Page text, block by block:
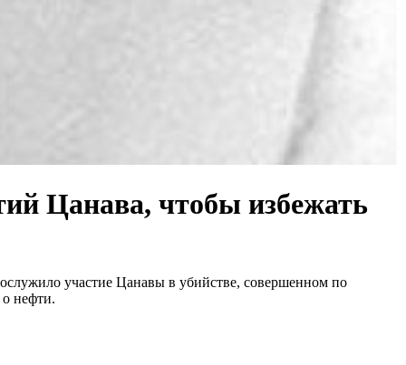
Цанава, чтобы избежать
участие Цанавы в убийстве, совершенном по
нефти.